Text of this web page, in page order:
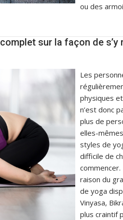
ou des
sur la façon de s’y
Les
physiques
n’est donc
plus de
elles-
styles de
difficile de
commencer.
raison du
de yoga
Vinyasa,
plus craintif